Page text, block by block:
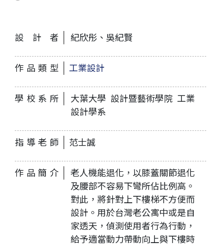
設計者 紀欣彤、吳紀賢
作品類型 工業設計
學校系所
大葉大學 設計暨藝術學院 工業
設計學系
指導老師 范士誠
作品簡介
老人機能退化，以膝蓋關節退化
及腰部不容易下彎所佔比例高。
對此，將針對上下樓梯不方便而
設計。用於台灣老公寓中或是自
家透天，偵測使用者行為行動，
給予適當動力帶動向上與下樓時